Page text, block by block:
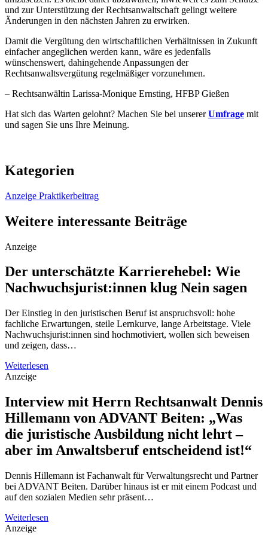
und zur Unterstützung der Rechtsanwaltschaft gelingt weitere
Änderungen in den nächsten Jahren zu erwirken.
Damit die Vergütung den wirtschaftlichen Verhältnissen in Zukunft
einfacher angeglichen werden kann, wäre es jedenfalls
wünschenswert, dahingehende Anpassungen der
Rechtsanwaltsvergütung regelmäßiger vorzunehmen.
– Rechtsanwältin Larissa-Monique Ernsting, HFBP Gießen
Hat sich das Warten gelohnt? Machen Sie bei unsererUmfrage mit
und sagen Sie uns Ihre Meinung.
Kategorien
Anzeige Praktikerbeitrag
Weitere interessante Beiträge
Anzeige
Der unterschätzte Karrierehebel: Wie
Nachwuchsjurist:innen klug Nein sagen
Der Einstieg in den juristischen Beruf ist anspruchsvoll: hohe
fachliche Erwartungen, steile Lernkurve, lange Arbeitstage. Viele
Nachwuchsjurist:innen sind hochmotiviert, wollen sich beweisen
und zeigen, dass…
Weiterlesen
Anzeige
Interview mit Herrn Rechtsanwalt Dennis
Hillemann von ADVANT Beiten: „Was
die juristische Ausbildung nicht lehrt –
aber im Anwaltsberuf entscheidend ist!“
Dennis Hillemann ist Fachanwalt für Verwaltungsrecht und Partner
bei ADVANT Beiten. Darüber hinaus ist er mit einem Podcast und
auf den sozialen Medien sehr präsent…
Weiterlesen
Anzeige